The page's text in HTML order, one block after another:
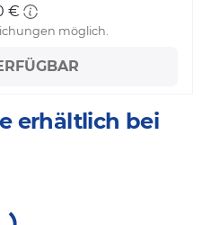
€
möglich.
erhältlich bei